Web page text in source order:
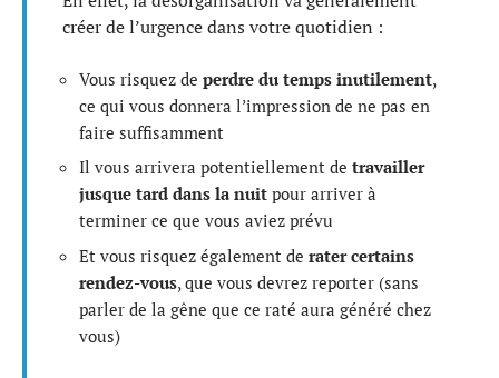
créer de l’urgence dans votre quotidien :
Vous risquez de perdre du temps inutilement,
ce qui vous donnera l’impression de ne pas en
faire suffisamment
Il vous arrivera potentiellement de travailler
jusque tard dans la nuit pour arriver à
terminer ce que vous aviez prévu
Et vous risquez également de rater certains
rendez-vous, que vous devrez reporter (sans
parler de la gêne que ce raté aura généré chez
vous)